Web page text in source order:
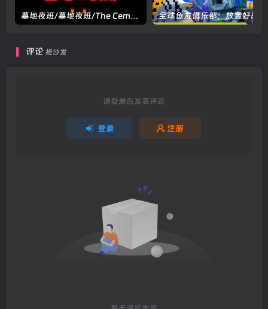
墓地夜班/墓地夜班/The Cemetery Shift v1.01|休闲益智|容量1.7GB|官方中文版
评论 抢沙发
请登录后发表评论
登录 注册